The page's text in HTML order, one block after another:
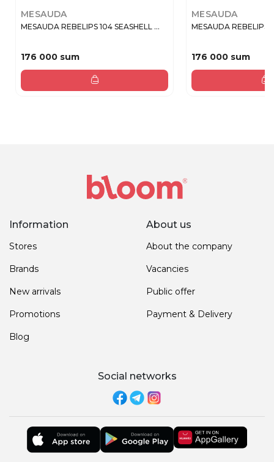
MESAUDA
MESAUDA REBELIPS 104 SEASHELL ...
176 000 sum
MESAUDA
MESAUDA REBELIPS
176 000 sum
Information
Stores
Brands
New arrivals
Promotions
Blog
About us
About the company
Vacancies
Public offer
Payment & Delivery
Social networks